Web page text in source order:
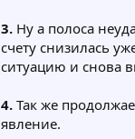
3. Ну а полоса
счету снизилась
ситуацию и снова
4. Так же
явление.